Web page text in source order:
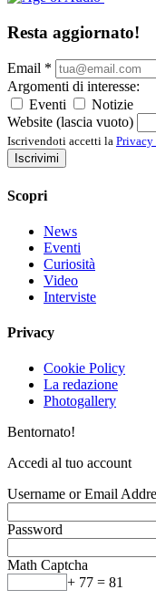
Resta aggiornato!
Email *
Argomenti di interesse:
Eventi
Notizie
Website (lascia vuoto)
Iscrivendoti accetti la
Iscrivimi
Scopri
News
Eventi
Curiosità
Video
Interviste
Privacy
Cookie Policy
La redazione
Photogallery
Bentornato!
Accedi al tuo account
Username or Email
Password
Math Captcha
+ 77 = 81